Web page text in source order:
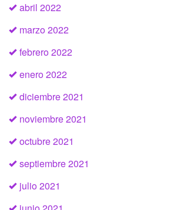
abril 2022
marzo 2022
febrero 2022
enero 2022
diciembre 2021
noviembre 2021
octubre 2021
septiembre 2021
julio 2021